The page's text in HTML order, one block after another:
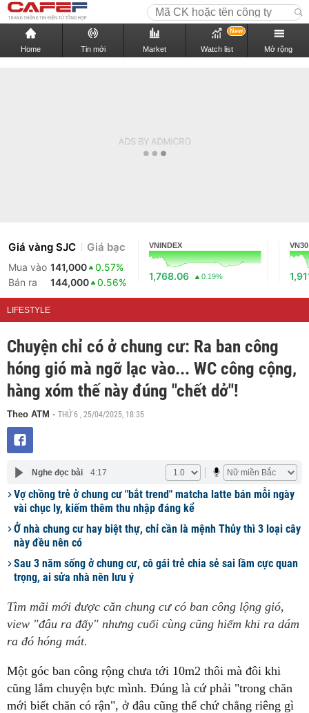
Home Tin mới Market Watch list
New
Mở rộng
Giá vàng SJC Giá bạc
Mua vào 141,000
0.57%
Bán ra
144,000 0.56%
VNINDEX
1,768.06 0.19%
VN30
LIFESTYLE
Chuyện chỉ có ở chung cư: Ra ban công
hóng gió mà ngỡ lạc vào... WC công cộng,
hàng xóm thế này đúng "chết dở"!
Theo ATM - THỨ 6 , 25/04/2025, 18:35
Nghe đọc bài 4:17
Vợ chồng trẻ ở chung cư "bắt trend" matcha latte bán mỗi ngày
vài chục ly, kiếm thêm thu nhập đáng kể
Ở nhà chung cư hay biệt thự, chỉ cần là mệnh Thủy thì 3 loại cây
này đều nên có
Sau 3 năm sống ở chung cư, cô gái trẻ chia sẻ sai lầm cực quan
trọng, ai sửa nhà nên lưu ý
Tìm mãi mới được căn chung cư có ban công lộng gió,
view "đâu ra đấy" nhưng cuối cùng cũng hiếm khi ra dám
ra đó hóng mát.
Một góc ban công rộng chưa tới 10m2 thôi mà đôi khi
cũng lắm chuyện bực mình. Đúng là cứ phải "trong chăn
mới biết chăn có rận", ở đâu cũng thế chứ chẳng riêng gì